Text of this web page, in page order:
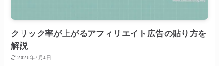
クリック率が上がるアフィリエイト広告の貼り方を
解説
2026年7月4日